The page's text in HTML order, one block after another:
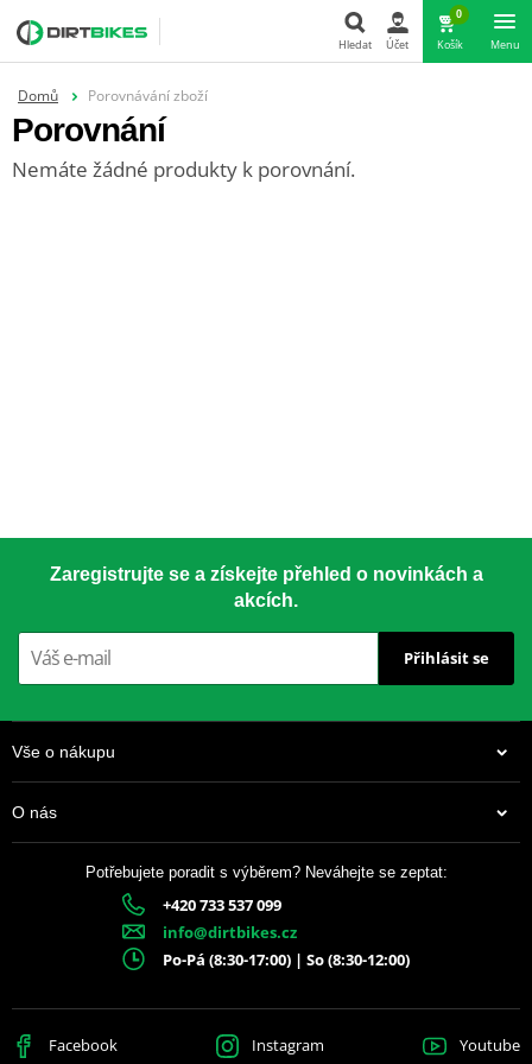
Hledat Účet
0
Košík Menu
Domů Porovnávání zboží
Porovnání
Nemáte žádné produkty k porovnání.
Zaregistrujte se a získejte přehled o novinkách a
akcích.
Přihlásit se
Vše o nákupu
O nás
Potřebujete poradit s výběrem? Neváhejte se zeptat:
+420 733 537 099
info@dirtbikes.cz
Po-Pá (8:30-17:00) | So (8:30-12:00)
Facebook Instagram Youtube